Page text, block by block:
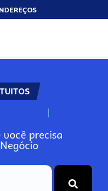
N
precisa